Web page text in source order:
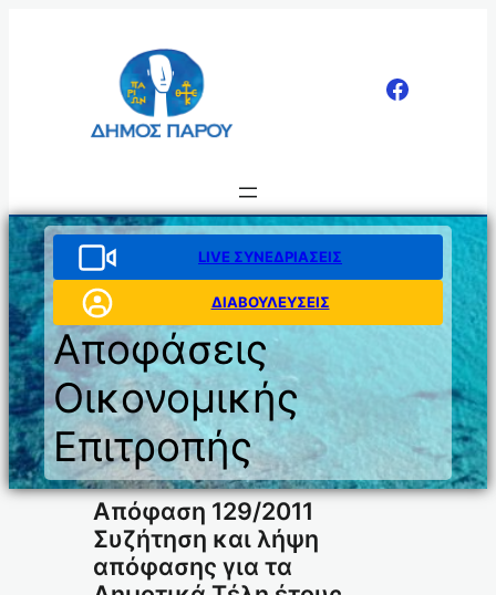
LIVE ΣΥΝΕΔΡΙΑΣΕΙΣ
ΔΙΑΒΟΥΛΕΥΣΕΙΣ
Αποφάσεις
Οικονομικής
Επιτροπής
Απόφαση 129/2011
Συζήτηση και λήψη
απόφασης για τα